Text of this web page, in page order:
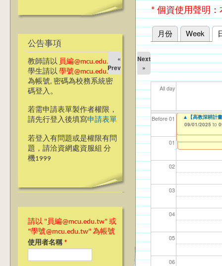
公告事項
教師請以 員編@mcu.edu.tw
學生請以 學號@mcu.edu.tw
為帳號, 密碼為校務系統密
碼登入。
若需申請表單製作者權限，
請先行登入後填寫申請表單
若登入有問題或是權限有問
題，請洽資網處資服組 分
機1999
請以 "員編@mcu.edu.tw" 或
"學號@mcu.edu.tw" 為帳號
使用者名稱 *
您在這裡
* 個資使用聲明
主要索引標籤
月份 Week
«
Prev
Next
»
All day
Before 01
01
02
03
04
05
06
【資網處】
整合系統～表單
我愛銘傳我愛養
校區)
【財務處】工讀
11/12/2021 to
【財務處】漏打
錄
114
04/
114
02/
114
03/
【學
07/
114
09/
教務
11/
【教學暨學習資
Synchronous
銘傳講堂
09/01/2025 to
▲【高教深耕計
09/01/2025 to